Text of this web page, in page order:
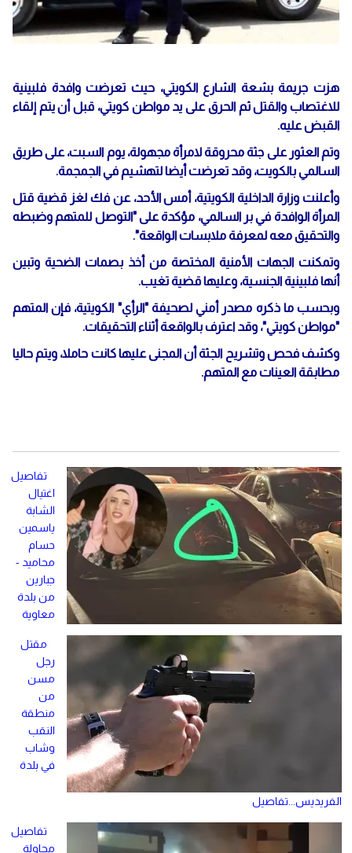
هزت جريمة بشعة الشارع الكويتي، حيث تعرضت وافدة فلبينية
للاغتصاب والقتل ثم الحرق على يد مواطن كويتي، قبل أن يتم إلقاء
القبض عليه.
وتم العثور على جثة محروقة لامرأة مجهولة، يوم السبت، على طريق
السالمي بالكويت، وقد تعرضت أيضا لتهشيم في الجمجمة.
وأعلنت وزارة الداخلية الكويتية، أمس الأحد، عن فك لغز قضية قتل
المرأة الوافدة في بر السالمي، مؤكدة على "التوصل للمتهم وضبطه
والتحقيق معه لمعرفة ملابسات الواقعة".
وتمكنت الجهات الأمنية المختصة من أخذ بصمات الضحية وتبين
أنها فلبينية الجنسية، وعليها قضية تغيب.
وبحسب ما ذكره مصدر أمني لصحيفة "الرأي" الكويتية، فإن المتهم
"مواطن كويتي"، وقد اعترف بالواقعة أثناء التحقيقات.
وكشف فحص وتشريح الجثة أن المجنى عليها كانت حاملا، ويتم حاليا
مطابقة العينات مع المتهم.
تفاصيل
اغتيال
الشابة
ياسمين
حسام
محاميد -
جبارين
من بلدة
معاوية
مقتل
رجل
مسن
من
منطقة
النقب
وشاب
في بلدة
الفريديس...تفاصيل
تفاصيل
محاولة